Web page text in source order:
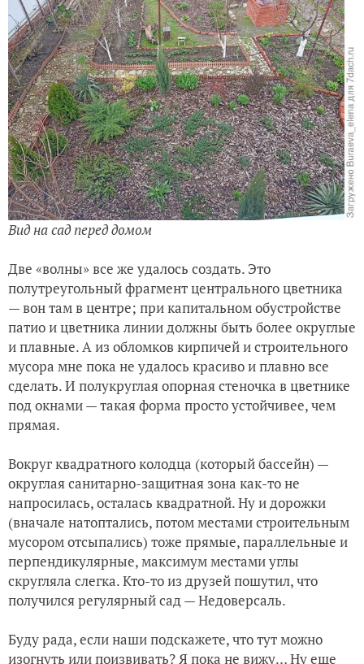
Вид на сад перед домом
Две «волны» все же удалось создать. Это
полутреугольный фрагмент центрального цветника
— вон там в центре; при капитальном обустройстве
патио и цветника линии должны быть более округлые
и плавные. А из обломков кирпичей и строительного
мусора мне пока не удалось красиво и плавно все
сделать. И полукруглая опорная стеночка в цветнике
под окнами — такая форма просто устойчивее, чем
прямая.
Вокруг квадратного колодца (который бассейн) —
округлая санитарно-защитная зона как-то не
напросилась, осталась квадратной. Ну и дорожки
(вначале натоптались, потом местами строительным
мусором отсыпались) тоже прямые, параллельные и
перпендикулярные, максимум местами углы
скругляла слегка. Кто-то из друзей пошутил, что
получился регулярный сад — Недоверсаль.
Буду рада, если наши подскажете, что тут можно
изогнуть или поизвивать? Я пока не вижу… Ну еще